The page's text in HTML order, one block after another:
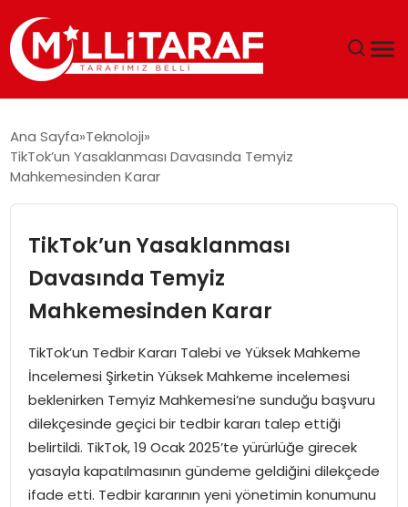
ÖZEL SAYFALAR
SPOR
SIYASET
MAGAZIN
Ana Sayfa Teknoloji
TikTok’un Yasaklanması Davasında Temyiz
Mahkemesinden Karar
TikTok’un Yasaklanması
Davasında Temyiz
Mahkemesinden Karar
TikTok’un Tedbir Kararı Talebi ve Yüksek Mahkeme
İncelemesi Şirketin Yüksek Mahkeme incelemesi
beklenirken Temyiz Mahkemesi’ne sunduğu başvuru
dilekçesinde geçici bir tedbir kararı talep ettiği
belirtildi. TikTok, 19 Ocak 2025’te yürürlüğe girecek
yasayla kapatılmasının gündeme geldiğini dilekçede
ifade etti. Tedbir kararının yeni yönetimin konumunu